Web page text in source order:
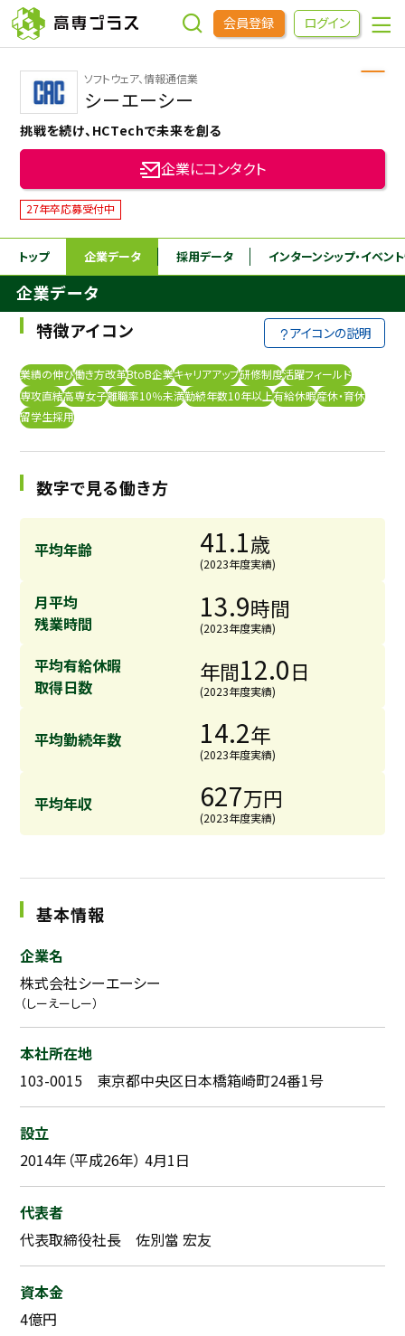
会員登録 ログイン
企業をさがす
進学先をさがす
インターンシップ・イベントをさがす
高専OBOGをさがす
高専プラスセミナー
高専生コミュニティ
めもらす
9/30
ソフトウェア、情報通信業
シーエーシー
挑戦を続け、HCTechで未来を創る
企業にコンタクト
27年卒応募受付中
トップ 企業データ 採用データ インターンシップ・イベン
企業データ
特徴アイコン
アイコンの説明
業績の伸び働き方改革BtoB企業キャリアアップ研修制度活躍フィールド
専攻直結高専女子離職率10％未満勤続年数10年以上有給休暇産休・育休
留学生採用
数字で見る働き方
平均年齢 41.1歳
(2023年度実績)
月平均
残業時間
13.9時間
(2023年度実績)
平均有給休暇
取得日数
年間12.0日
(2023年度実績)
平均勤続年数 14.2年
(2023年度実績)
平均年収 627万円
(2023年度実績)
基本情報
企業名
株式会社シーエーシー
（しーえーしー）
本社所在地
103-0015 東京都中央区日本橋箱崎町24番1号
設立
2014年（平成26年） 4月1日
代表者
代表取締役社長 佐別當 宏友
資本金
4億円